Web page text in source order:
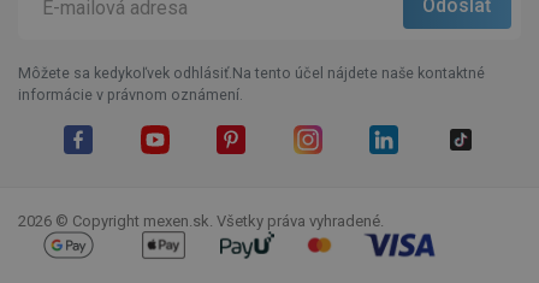
Môžete sa kedykoľvek odhlásiť.Na tento účel nájdete naše kontaktné
informácie v právnom oznámení.
2026 © Copyright mexen.sk. Všetky práva vyhradené.